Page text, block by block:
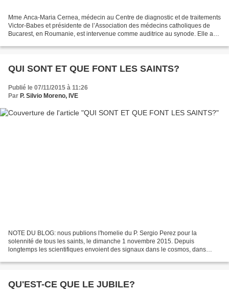
Mme Anca-Maria Cernea, médecin au Centre de diagnostic et de traitements
Victor-Babes et présidente de l’Association des médecins catholiques de
Bucarest, en Roumanie, est intervenue comme auditrice au synode. Elle a
QUI SONT ET QUE FONT LES SAINTS?
Publié le 07/11/2015 à 11:26
Par P. Silvio Moreno, IVE
NOTE DU BLOG: nous publions l'homelie du P. Sergio Perez pour la
solennité de tous les saints, le dimanche 1 novembre 2015. Depuis
longtemps les scientifiques envoient des signaux dans le cosmos, dans
QU'EST-CE QUE LE JUBILE?